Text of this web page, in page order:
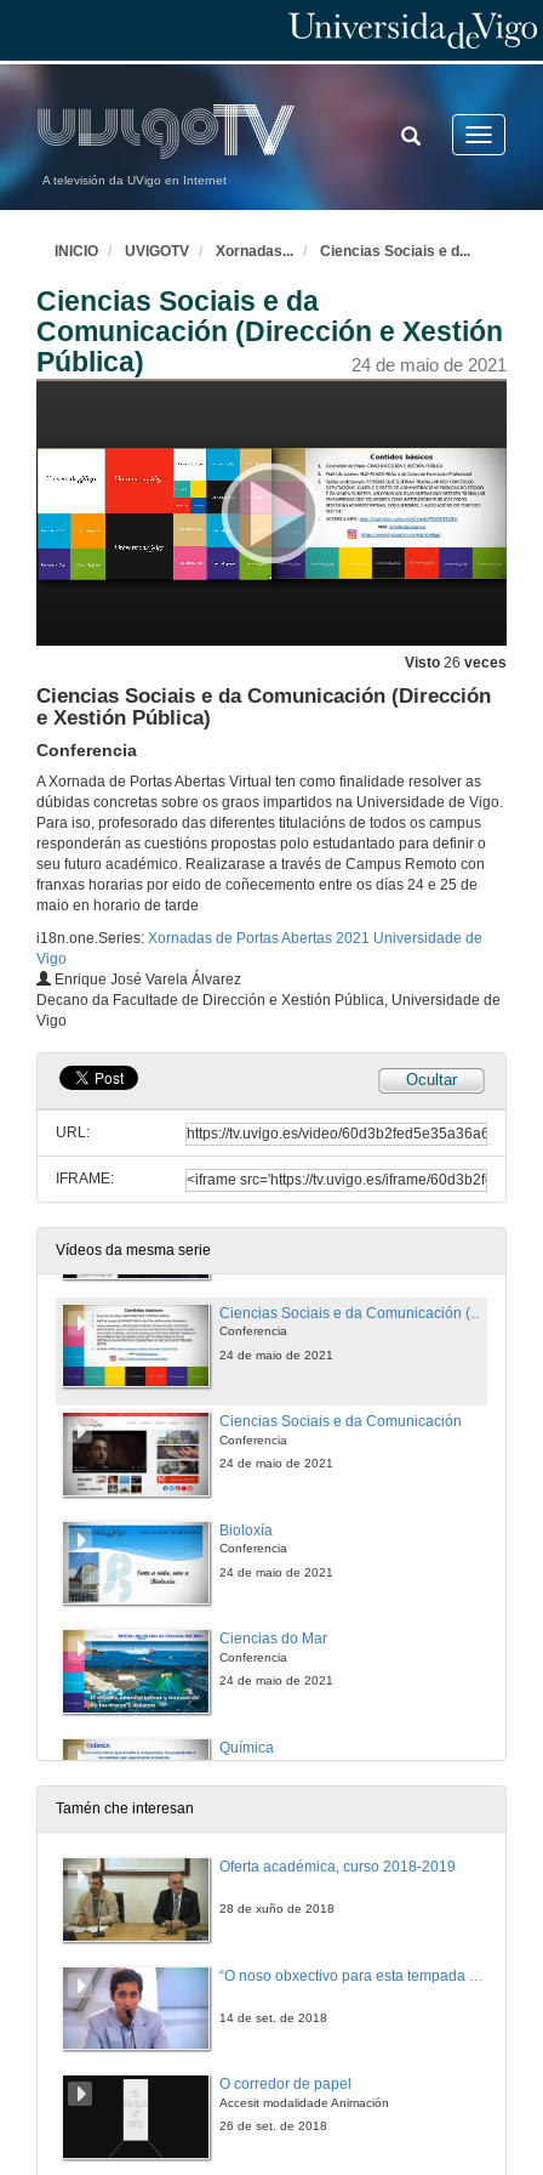
A televisión da UVigo en Internet
Toggle
TOGGLE
SEARCH
INICIO UVIGOTV Xornadas... Ciencias Sociais e d...
Ciencias Sociais e da
Comunicación (Dirección e Xestión
Pública)
24 de maio de 2021
Visto 26 veces
Ciencias Sociais e da Comunicación (Dirección
e Xestión Pública)
Conferencia
A Xornada de Portas Abertas Virtual ten como finalidade resolver as
dúbidas concretas sobre os graos impartidos na Universidade de Vigo.
Para iso, profesorado das diferentes titulacións de todos os campus
responderán as cuestións propostas polo estudantado para definir o
seu futuro académico. Realizarase a través de Campus Remoto con
franxas horarias por eido de coñecemento entre os días 24 e 25 de
maio en horario de tarde
i18n.one.Series: Xornadas de Portas Abertas 2021 Universidade de
Vigo
Enrique José Varela Álvarez
Decano da Facultade de Dirección e Xestión Pública, Universidade de
Vigo
Ocultar
URL:
IFRAME:
Vídeos da mesma serie
Apertura das xornadas
24 de maio de 2021
Conferencia
24 de maio de 2021
Escola Universitaria de Estudos Empresariais
Ciencias Empresariais e Turismo
24 de maio de 2021
Conferencia
24 de maio de 2021
Quenda de preguntas. Dereito
Ciencias da Educación e Traballo Social
Conferencia
Ciencias Xurídicas e do Traballo
Conferencia
24 de maio de 2021
Ciencias da Educación e Traballo Social e Ciencias da Educación e do Deporte
Conferencia
24 de maio de 2021
Ciencias Sociais e da Comunicación
Conferencia
24 de maio de 2021
Bioloxía
Conferencia
24 de maio de 2021
Ciencias do Mar
Conferencia
24 de maio de 2021
Química
Conferencia
24 de maio de 2021
Ciencias (incluída Enxeñaría Agraria)
Conferencia
Conferencia
Conferencia
Tamén che interesan
Oferta académica, curso 2018-2019
28 de xuño de 2018
14 de set. de 2018
O corredor de papel
Accesit modalidade Animación
26 de set. de 2018